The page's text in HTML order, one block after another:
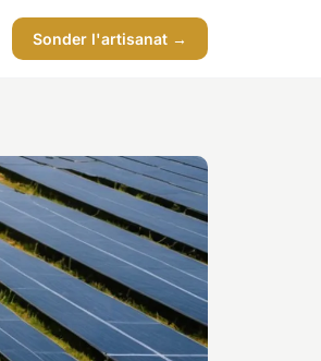
Sonder l'artisanat →